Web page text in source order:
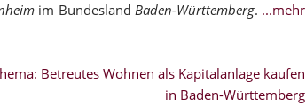
im Bundesland Baden-Württemberg. ...mehr
Betreutes Wohnen als Kapitalanlage kaufen
in Baden-Württemberg